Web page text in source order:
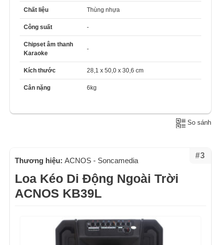
Chất liệu Thùng nhựa
Công suất -
Chipset âm thanh
Karaoke
-
Kích thước 28,1 x 50,0 x 30,6 cm
Cân nặng 6kg
So sánh
#3
Thương hiệu: ACNOS - Soncamedia
Loa Kéo Di Động Ngoài Trời
ACNOS KB39L